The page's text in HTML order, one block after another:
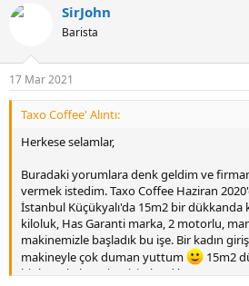
k
:
SirJohn
Barista
17 Mar 2021
Taxo Coffee' Alıntı:
Herkese selamlar,
Buradaki yorumlara denk geldim ve
vermek istedim. Taxo Coffee Haziran
İstanbul Küçükyalı'da 15m2 bir dükkanda
kiloluk, Has Garanti marka, 2 motorlu,
makinemizle başladık bu işe. Bir kadın
makineyle çok duman yuttum
15m2
binlerce kahve siparişi çıkardık.